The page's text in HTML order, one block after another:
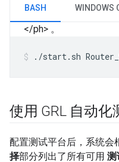
BASH WINDOWS
</ph> 。
./start.sh
使用 GRL 自动化
配置测试平台后，系统会
择部分列出了所有可用 测